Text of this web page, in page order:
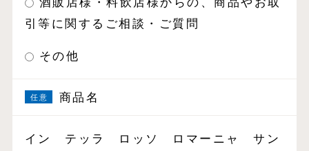
引等に関するご相談・ご質問
その他
商品名
イン テッラ ロッソ ロマーニャ サン